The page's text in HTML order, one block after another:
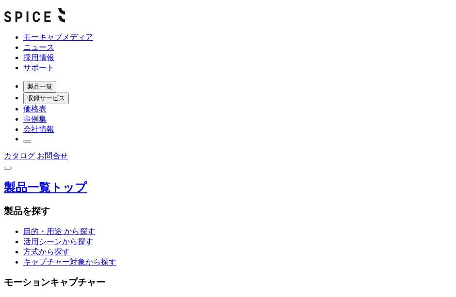
モーキャプメディア
ニュース
採用情報
サポート
製品一覧
収録サービス
価格表
事例集
会社情報
カタログ お問合せ
製品一覧トップ
製品を探す
目的・用途 から探す
活用シーンから探す
方式から探す
キャプチャー対象から探す
モーションキャプチャー